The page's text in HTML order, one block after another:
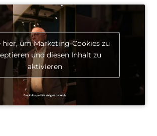
hier, um Marketing-Cookies zu
und diesen Inhalt zu
aktivieren